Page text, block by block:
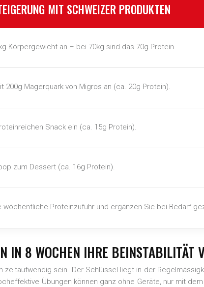
MIT SCHWEIZER PRODUKTEN
Körpergewicht an – bei 70kg sind das 70g Protein.
200g Magerquark von Migros an (ca. 20g Protein).
Snack ein (ca. 15g Protein).
zum Dessert (ca. 16g Protein).
wöchentliche Proteinzufuhr und ergänzen Sie bei Bedarf
IN 8 WOCHEN IHRE BEINSTABILITÄT
sein. Der Schlüssel liegt in der
Übungen können ganz ohne Geräte, nur mit